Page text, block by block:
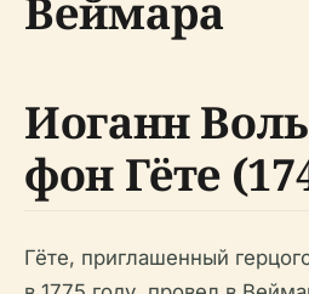
Веймара
Иоганн
фон Гёте
Гёте, приглашенный